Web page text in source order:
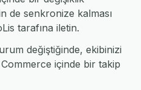
de senkronize kalması
tarafına iletin.
değiştiğinde, ekibinizi
içinde bir takip